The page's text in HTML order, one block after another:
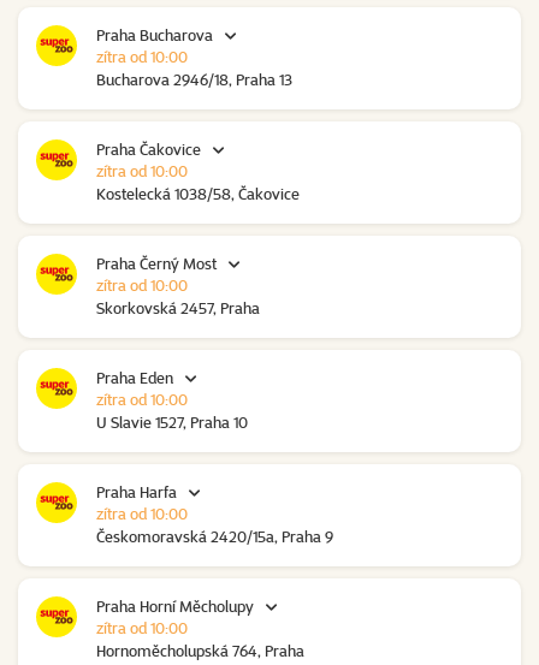
Praha Bucharova
Bucharova 2946/18, Praha 13
zítra od 10:00
Praha Čakovice
Kostelecká 1038/58, Čakovice
zítra od 10:00
Praha Černý Most
Skorkovská 2457, Praha
zítra od 10:00
Praha Eden
U Slavie 1527, Praha 10
zítra od 10:00
Praha Harfa
Českomoravská 2420/15a, Praha 9
zítra od 10:00
Praha Horní Měcholupy
Hornoměcholupská 764, Praha
zítra od 10:00